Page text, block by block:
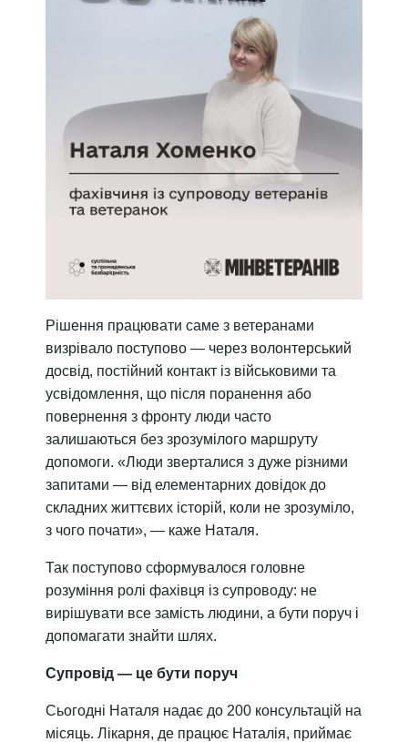
Рішення працювати саме з ветеранами
визрівало поступово — через волонтерський
досвід, постійний контакт із військовими та
усвідомлення, що після поранення або
повернення з фронту люди часто
залишаються без зрозумілого маршруту
допомоги. «Люди зверталися з дуже різними
запитами — від елементарних довідок до
складних життєвих історій, коли не зрозуміло,
з чого почати», — каже Наталя.
Так поступово сформувалося головне
розуміння ролі фахівця із супроводу: не
вирішувати все замість людини, а бути поруч і
допомагати знайти шлях.
Супровід — це бути поруч
Сьогодні Наталя надає до 200 консультацій на
місяць. Лікарня, де працює Наталія, приймає